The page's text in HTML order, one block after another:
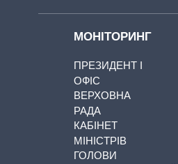
МОНІТОРИНГ
ПРЕЗИДЕНТ І
ОФІС
ВЕРХОВНА
РАДА
КАБІНЕТ
МІНІСТРІВ
ГОЛОВИ